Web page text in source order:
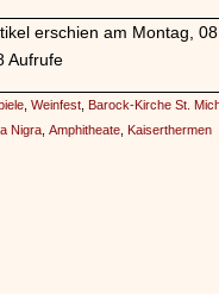
erschien am Montag,
Aufrufe
Weinfest Barock-Kirche St.
Nigra Amphitheate Kaiserthermen